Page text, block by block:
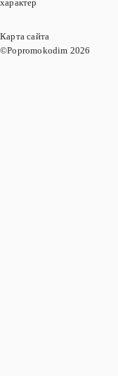
©Popromokodim 2026
Карта сайта
характер